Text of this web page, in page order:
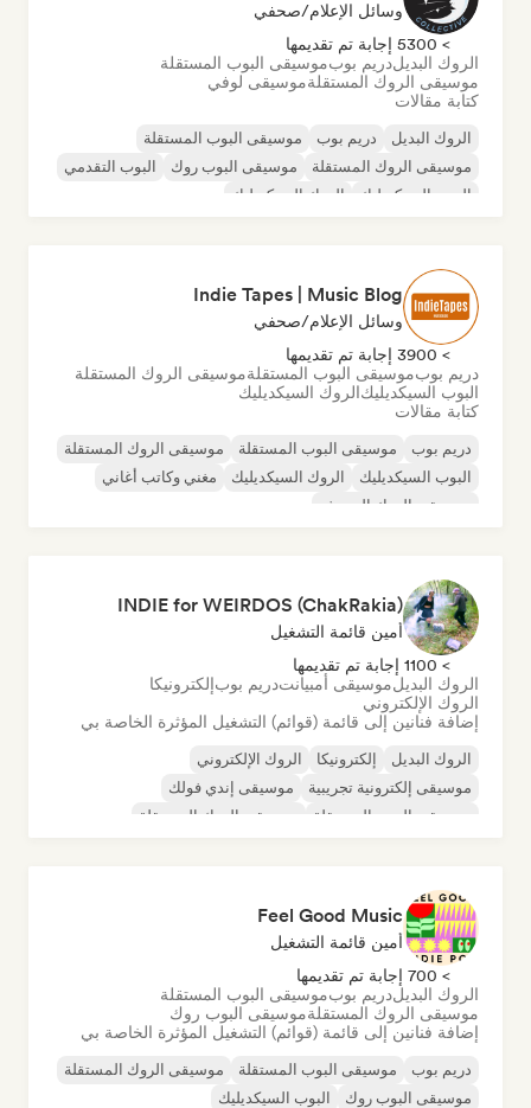
وسائل الإعلام/صحفي
> 5300 إجابة تم تقديمها
الروك البديلدريم بوبموسيقى البوب المستقلة
موسيقى الروك المستقلةموسيقى لوفي
كتابة مقالات
الروك البديل دريم بوب
موسيقى البوب المستقلة
موسيقى الروك المستقلة
موسيقى البوب روك
البوب التقدمي
البوب السيكديليك
الروك السيكديليك
Indie Tapes | Music Blog
وسائل الإعلام/صحفي
> 3900 إجابة تم تقديمها
دريم بوبموسيقى البوب المستقلةموسيقى الروك المستقلة
البوب السيكديليكالروك السيكديليك
كتابة مقالات
دريم بوب موسيقى البوب المستقلة
موسيقى الروك المستقلة
البوب السيكديليك
الروك السيكديليك
مغني وكاتب أغاني
موسيقى الروك السيرف
INDIE for WEIRDOS (ChakRakia)
أمين قائمة التشغيل
> 1100 إجابة تم تقديمها
الروك البديلموسيقى أمبيانتدريم بوبإلكترونيكا
الروك الإلكتروني
إضافة فنانين إلى قائمة (قوائم) التشغيل المؤثرة الخاصة بي
الروك البديل إلكترونيكا
الروك الإلكتروني
موسيقى إلكترونية تجريبية
موسيقى إندي فولك
موسيقى البوب المستقلة
موسيقى الروك المستقلة
Feel Good Music
أمين قائمة التشغيل
> 700 إجابة تم تقديمها
الروك البديلدريم بوبموسيقى البوب المستقلة
موسيقى الروك المستقلةموسيقى البوب روك
إضافة فنانين إلى قائمة (قوائم) التشغيل المؤثرة الخاصة بي
دريم بوب موسيقى البوب المستقلة
موسيقى الروك المستقلة
موسيقى البوب روك
البوب السيكديليك